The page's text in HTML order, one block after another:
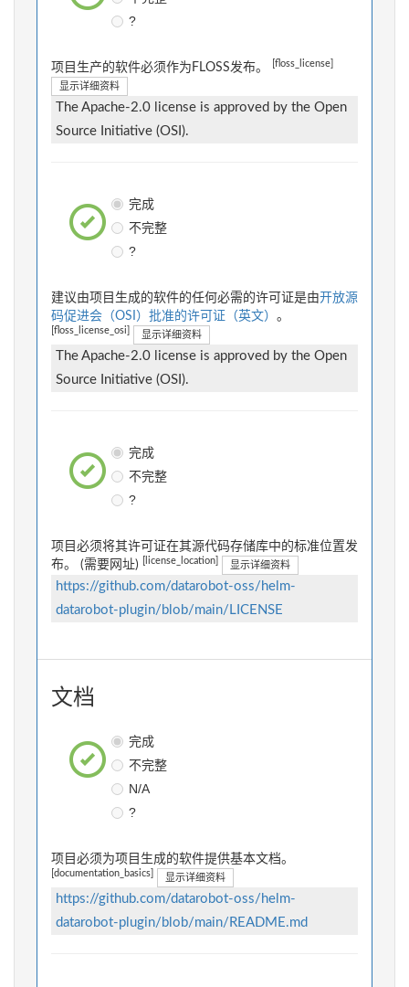
?
项目生产的软件必须作为FLOSS发布。 [floss_license]
显示详细资料
The Apache-2.0 license is approved by the Open
Source Initiative (OSI).
完成
不完整
?
建议由项目生成的软件的任何必需的许可证是由开放源
码促进会（OSI）批准的许可证（英文） 。
[floss_license_osi] 显示详细资料
The Apache-2.0 license is approved by the Open
Source Initiative (OSI).
完成
不完整
?
项目必须将其许可证在其源代码存储库中的标准位置发
布。 (需要网址)
[license_location] 显示详细资料
https://github.com/datarobot-oss/helm-
datarobot-plugin/blob/main/LICENSE
文档
完成
不完整
N/A
?
项目必须为项目生成的软件提供基本文档。
[documentation_basics] 显示详细资料
https://github.com/datarobot-oss/helm-
datarobot-plugin/blob/main/README.md